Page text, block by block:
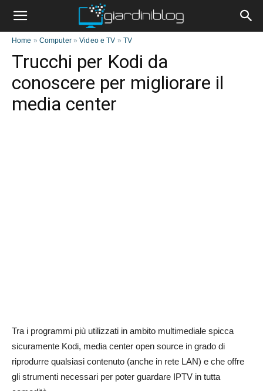
Home » Computer»Video e TV » TV
Trucchi per Kodi da
conoscere per migliorare il
media center
Tra i programmi più utilizzati in ambito multimediale spicca
sicuramente Kodi, media center open source in grado di
riprodurre qualsiasi contenuto (anche in rete LAN) e che offre
gli strumenti necessari per poter guardare IPTV in tutta